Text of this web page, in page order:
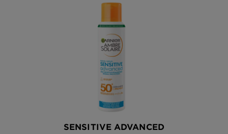
SENSITIVE ADVANCED